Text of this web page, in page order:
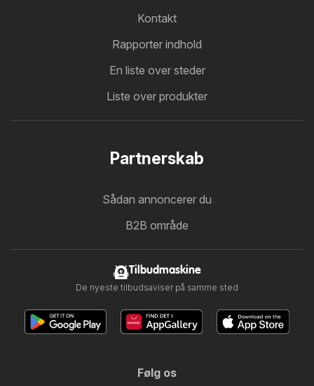
Kontakt
Rapporter indhold
En liste over steder
Liste over produkter
Partnerskab
Sådan annoncerer du
B2B område
Tilbudmaskine
De nyeste tilbudsaviser på samme sted
Følg os